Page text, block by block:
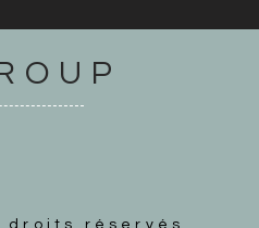
droits réservés